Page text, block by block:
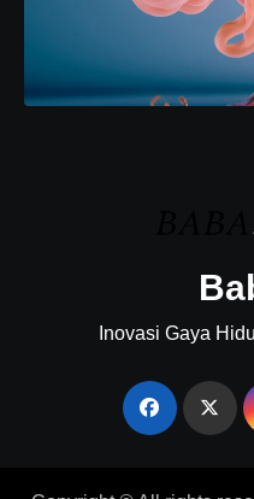
Inovasi Gaya